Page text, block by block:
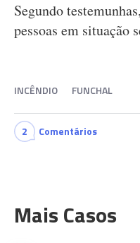
Segundo
pessoas em situação
INCÊNDIO FUNCHAL
2 Comentários
Mais Casos